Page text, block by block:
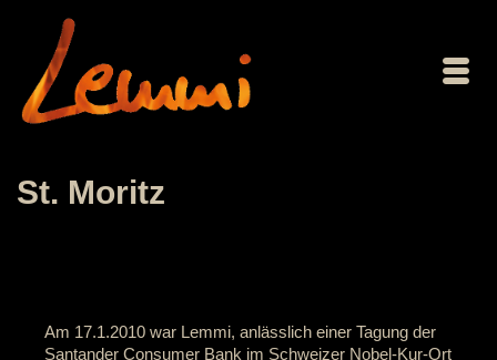
St. Moritz
Am 17.1.2010 war Lemmi, anlässlich einer Tagung der
Santander Consumer Bank im Schweizer Nobel-Kur-Ort